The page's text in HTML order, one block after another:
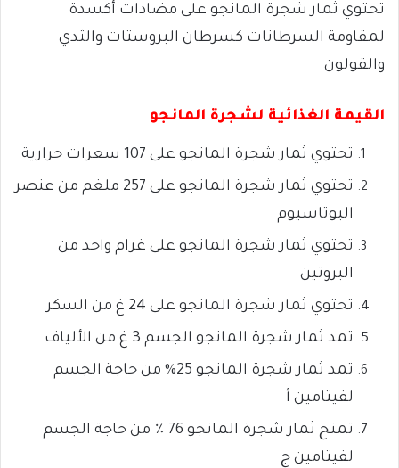
تحتوي ثمار شجرة المانجو على مضادات أكسدة
لمقاومة السرطانات كسرطان البروستات والثدي
والقولون
القيمة الغذائية لشجرة المانجو
تحتوي ثمار شجرة المانجو على 107 سعرات حرارية
تحتوي ثمار شجرة المانجو على 257 ملغم من عنصر
البوتاسيوم
تحتوي ثمار شجرة المانجو على غرام واحد من
البروتين
تحتوي ثمار شجرة المانجو على 24 غ من السكر
تمد ثمار شجرة المانجو الجسم 3 غ من الألياف
تمد ثمار شجرة المانجو 25% من حاجة الجسم
لفيتامين أ
تمنح ثمار شجرة المانجو 76 ٪ من حاجة الجسم
لفيتامين ج